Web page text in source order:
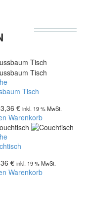
Tisch
€ inkl. 19 % MwSt.
Warenkorb
€ inkl. 19 % MwSt.
Warenkorb